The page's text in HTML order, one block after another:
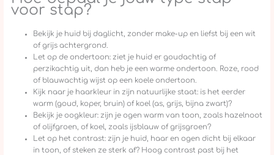
voor stap?
Bekijk je huid bij daglicht, zonder make-up en liefst bij een wit
of grijs achtergrond.
Let op de ondertoon: ziet je huid er goudachtig of
perzikachtig uit, dan heb je een warme ondertoon. Roze, rood
of blauwachtig wijst op een koele ondertoon.
Kijk naar je haarkleur in zijn natuurlijke staat: is het eerder
warm (goud, koper, bruin) of koel (as, grijs, bijna zwart)?
Bekijk je oogkleur: zijn je ogen warm van toon, zoals hazelnoot
of olijfgroen, of koel, zoals ijsblauw of grijsgroen?
Let op het contrast: zijn je huid, haar en ogen dicht bij elkaar
in toon, of steken ze sterk af? Hoog contrast past bij het